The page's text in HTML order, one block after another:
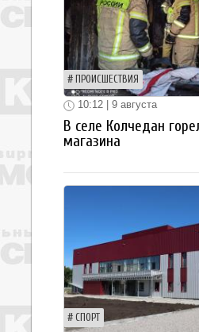
ПРОИСШЕСТВИЯ
10:12 | 9 августа
В селе Колчедан
магазина
СПОРТ